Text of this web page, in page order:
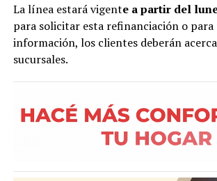
La línea estará vigente a partir del
para solicitar esta refinanciación o para
información, los clientes deberán
sucursales.